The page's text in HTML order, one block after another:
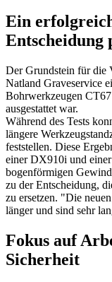
Ein
Entscheidung
Der Grundstein für die
Natland Graveservice
Bohrwerkzeugen
ausgestattet war.
Während des Tests
längere
feststellen. Diese
einer DX910i und
bogenförmigen
zu der Entscheidung,
zu ersetzen. "Die
länger und sind sehr
Fokus auf
Sicherheit